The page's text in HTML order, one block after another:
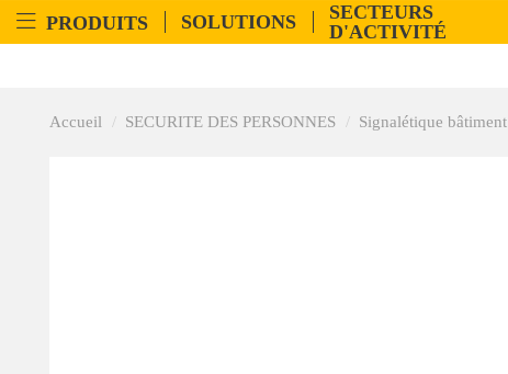
PRODUITS SOLUTIONS
SECTEURS
D'ACTIVITÉ
Accueil SECURITE DES PERSONNES Signalétique bâtiment